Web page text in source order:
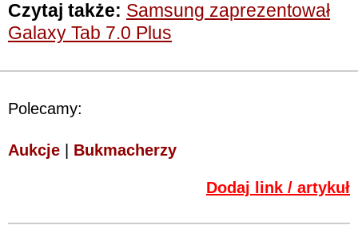
Czytaj także: Samsung zaprezentował
Galaxy Tab 7.0 Plus
Polecamy:
Aukcje Bukmacherzy
Dodaj link / artykuł